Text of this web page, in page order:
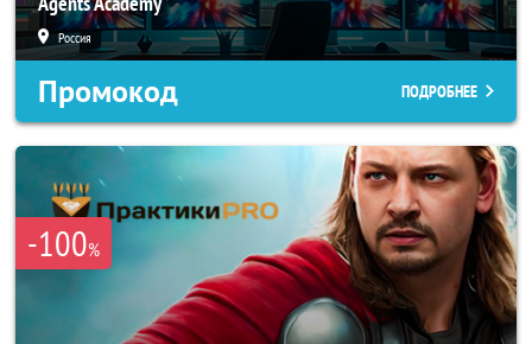
Россия
Промокод ПОДРОБНЕЕ
-100%